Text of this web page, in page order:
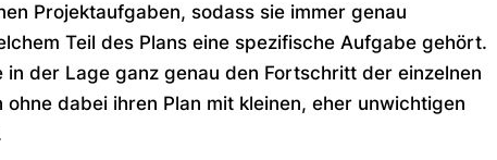
Projektaufgaben, sodass sie immer genau
​​Teil des Plans eine spezifische Aufgabe gehört.
in der Lage ganz genau den Fortschritt der einzelnen
dabei ihren Plan mit kleinen, eher unwichtigen